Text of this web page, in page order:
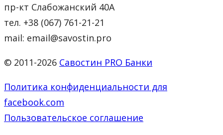
пр-кт Слабожанский 40А
тел. +38 (067) 761-21-21
mail: email@savostin.pro
© 2011-2026 Савостин PRO Банки
Политика конфиденциальности для
facebook.com
Пользовательское соглашение